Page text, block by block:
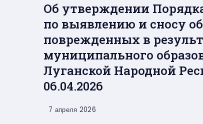
Об утверждении
по выявлению и сносу
поврежденных в
муниципального
Луганской Народной
06.04.2026
7 апреля 2026